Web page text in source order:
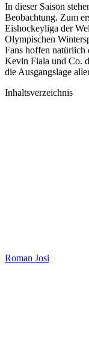
In dieser Saison
Beobachtung. Zum
Eishockeyliga der
Olympischen
Fans hoffen natürlich
Kevin Fiala und Co.
die Ausgangslage
Inhaltsverzeichnis
Roman Josi